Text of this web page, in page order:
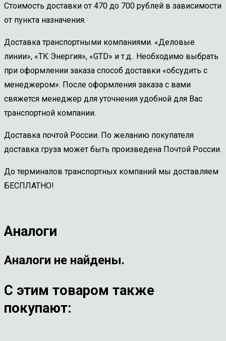
Стоимость доставки от 470 до 700 рублей в зависимости
от пункта назначения.
Доставка транспортными компаниями. «Деловые
линии», «ТК Энергия», «GTD» и т.д.. Необходимо выбрать
при оформлении заказа способ доставки «обсудить с
менеджером». После оформления заказа с вами
свяжется менеджер для уточнения удобной для Вас
транспортной компании.
Доставка почтой России. По желанию покупателя
доставка груза может быть произведена Почтой России.
До терминалов транспортных компаний мы доставляем
БЕСПЛАТНО!
Аналоги
Аналоги не найдены.
С этим товаром также
покупают: